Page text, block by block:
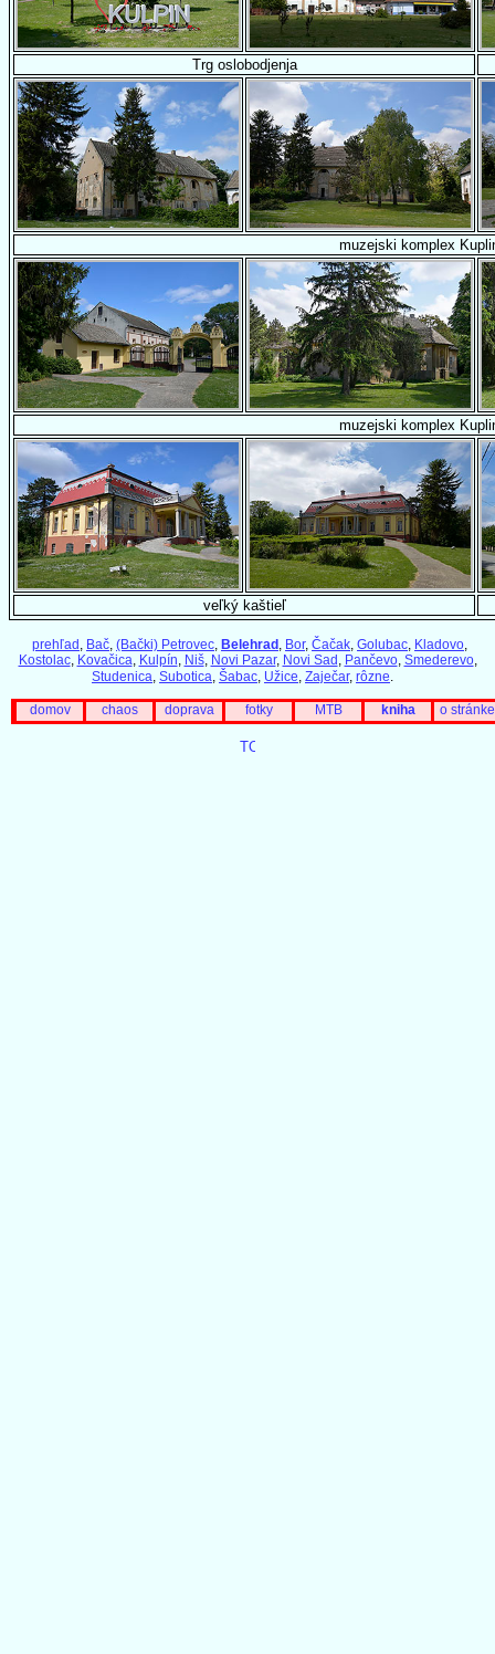
Trg oslobodjenja
muzejski komplex
muzejski komplex
veľký kaštieľ
prehľad Bač (Bački) Petrovec Belehrad Bor, Čačak Golubac Kladovo
Kostolac, Kovačica Kulpín Niš, Novi Pazar, Novi Sad Pančevo, Smederevo,
Studenica Subotica Šabac Užice Zaječar, rôzne
domov chaos doprava fotky MTB kniha o stránke